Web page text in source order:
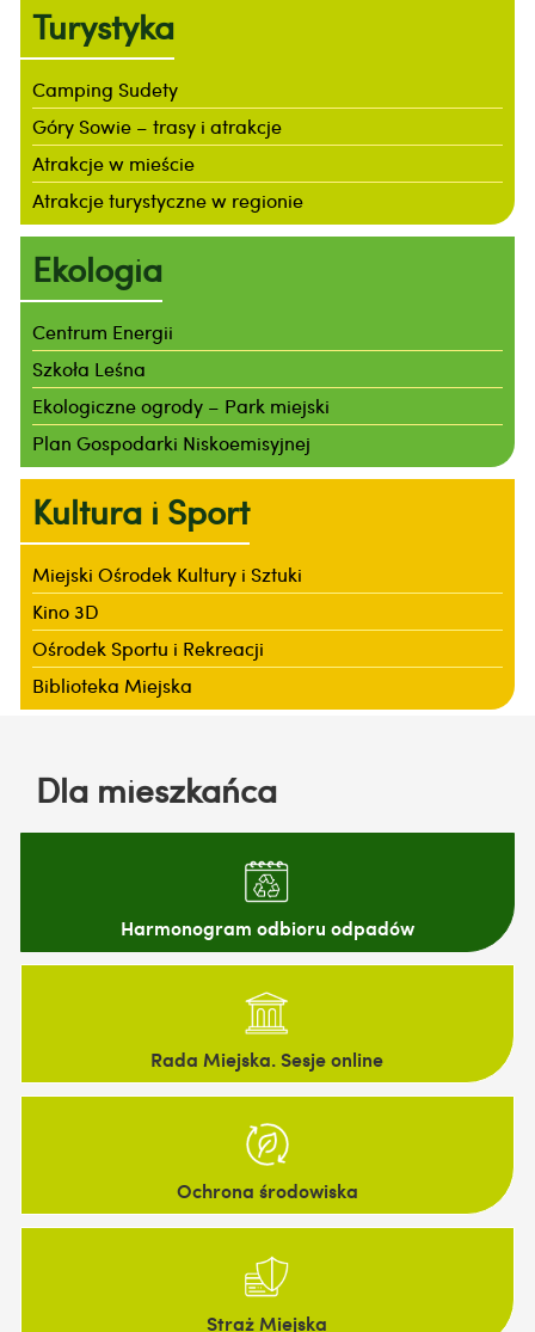
Turystyka
Camping Sudety
Góry Sowie – trasy i atrakcje
Atrakcje w mieście
Atrakcje turystyczne w regionie
Ekologia
Centrum Energii
Szkoła Leśna
Ekologiczne ogrody – Park miejski
Plan Gospodarki Niskoemisyjnej
Kultura i Sport
Miejski Ośrodek Kultury i Sztuki
Kino 3D
Ośrodek Sportu i Rekreacji
Biblioteka Miejska
Dla mieszkańca
Harmonogram odbioru odpadów
Rada Miejska. Sesje online
Ochrona środowiska
Straż Miejska